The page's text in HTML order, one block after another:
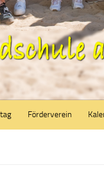
Förderverein